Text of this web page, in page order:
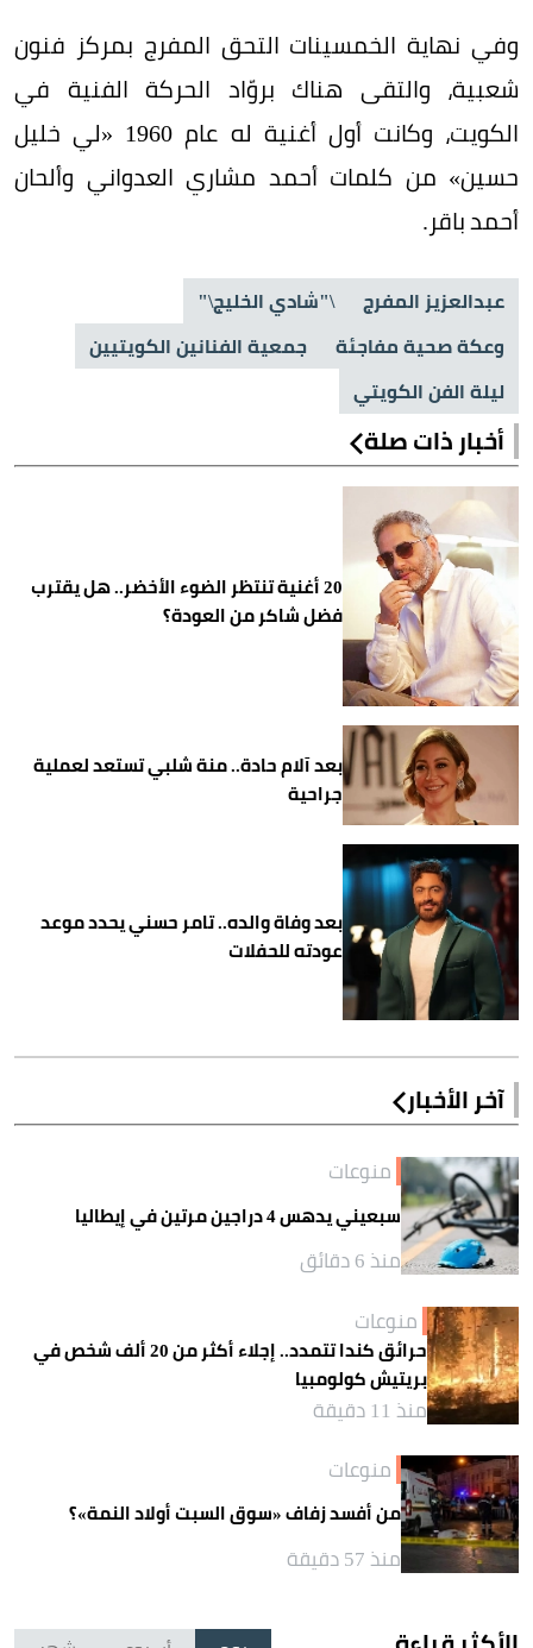
وفي نهاية الخمسينات التحق المفرج بمركز فنون
شعبية، والتقى هناك بروّاد الحركة الفنية في
الكويت، وكانت أول أغنية له عام 1960 «لي خليل
حسين» من كلمات أحمد مشاري العدواني وألحان
أحمد باقر.
عبدالعزيز المفرج
\"شادي الخليج\"
وعكة صحية مفاجئة
جمعية الفنانين الكويتيين
ليلة الفن الكويتي
أخبار ذات صلة
20 أغنية تنتظر الضوء الأخضر.. هل يقترب
فضل شاكر من العودة؟
بعد آلام حادة.. منة شلبي تستعد لعملية
جراحية
بعد وفاة والده.. تامر حسني يحدد موعد
عودته للحفلات
آخر الأخبار
منوعات
سبعيني يدهس 4 دراجين مرتين في إيطاليا
منذ 6 دقائق
منوعات
حرائق كندا تتمدد.. إجلاء أكثر من 20 ألف شخص في
بريتيش كولومبيا
منذ 11 دقيقة
منوعات
من أفسد زفاف «سوق السبت أولاد النمة»؟
منذ 57 دقيقة